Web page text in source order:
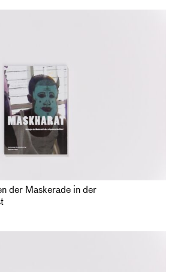
der Maskerade in der